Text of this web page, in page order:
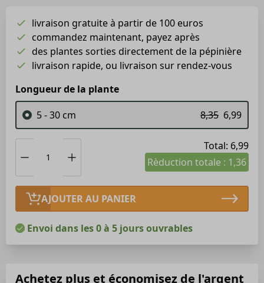
livraison gratuite à partir de 100 euros
commandez maintenant, payez après
des plantes sorties directement de la pépinière
livraison rapide, ou livraison sur rendez-vous
Longueur de la plante
5 - 30 cm
8,35 6,99
AJOUTER AU PANIER
Total: 6,99
Rèduction totale : 1,36
Envoi dans les 0 à 5 jours ouvrables
Achetez plus et économisez de l'argent